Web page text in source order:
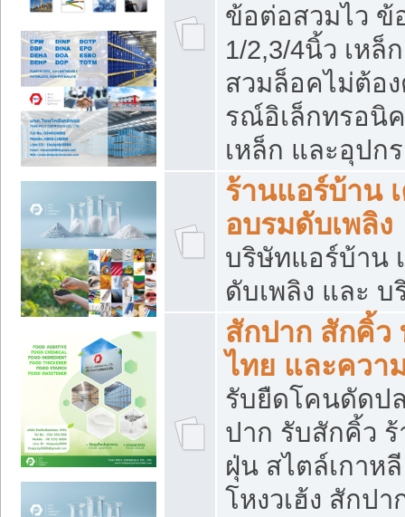
ข้อต่อสวมไว ข้
1/2,3/4นิ้ว เหล็
สวมล็อคไม่ต้อ
รณ์อิเล็กทรอนิ
เหล็ก และอุปก
ร้านแอร์บ้าน
อบรมดับเพลิง
บริษัทแอร์บ้าน
ดับเพลิง และ
สักปาก สักคิ้
ไทย และควา
รับยืดโคนดัดป
ปาก รับสักคิ้ว
ฝุ่น สไตล์เกาห
โหงวเฮ้ง สักป